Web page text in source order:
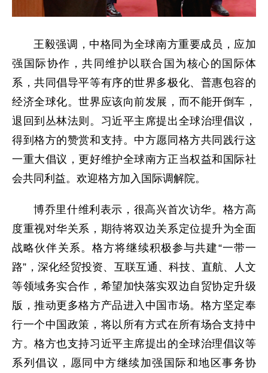
王毅强调，中格同为全球南方重要成员，应加
强国际协作，共同维护以联合国为核心的国际体
系，共同倡导平等有序的世界多极化、普惠包容的
经济全球化。世界应该向前发展，而不能开倒车，
退回到丛林法则。习近平主席提出全球治理倡议，
得到格方的赞赏和支持。中方愿同格方共同践行这
一重大倡议，更好维护全球南方正当权益和国际社
会共同利益。欢迎格方加入国际调解院。
博乔里什维利表示，很高兴首次访华。格方高
度重视对华关系，期待将双边关系定位提升为全面
战略伙伴关系。格方将继续积极参与共建“一带一
路”，深化经贸投资、互联互通、科技、直航、人文
等领域务实合作，希望加快落实双边自贸协定升级
版，推动更多格方产品进入中国市场。格方坚定奉
行一个中国政策，将以所有方式在所有场合支持中
方。格方也支持习近平主席提出的全球治理倡议等
系列倡议，愿同中方继续加强国际和地区事务协